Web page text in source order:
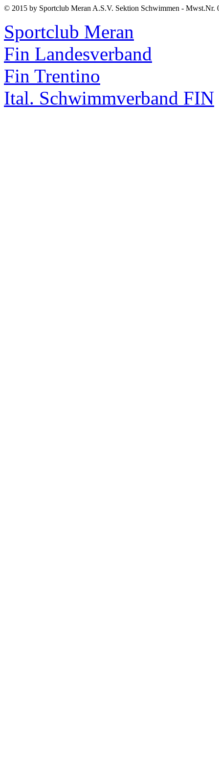
© 2015 by Sportclub Meran A.S.V. Sektion Schwimmen - Mwst.Nr.
Sportclub Meran
Fin Landesverband
Fin Trentino
Ital. Schwimmverband FIN